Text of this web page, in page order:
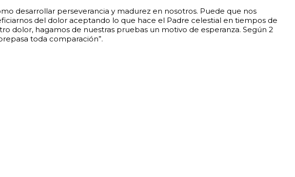
desarrollar perseverancia y madurez en nosotros. Puede que nos
del dolor aceptando lo que hace el Padre celestial en tiempos de
dolor, hagamos de nuestras pruebas un motivo de esperanza. Según 2
toda comparación”.